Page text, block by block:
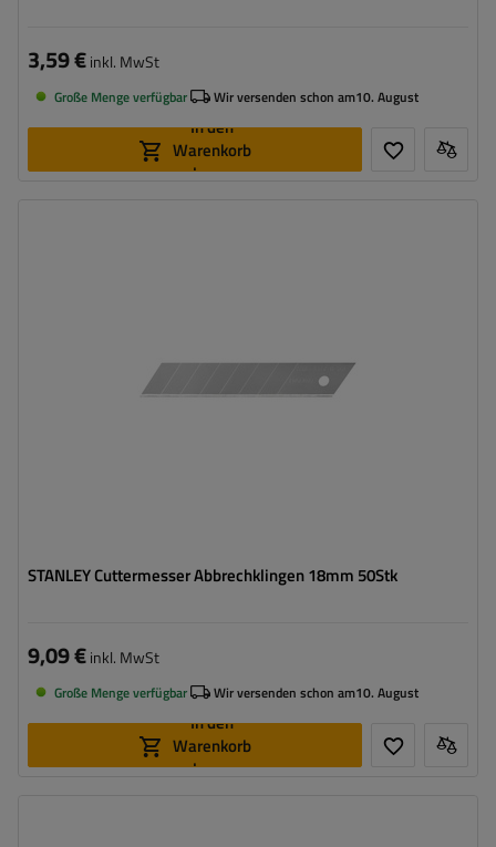
3,59 €inkl. MwSt
Große Menge verfügbar Wir versenden schon am10. August
In den
Warenkorb
legen
STANLEY Cuttermesser Abbrechklingen 18mm 50Stk
9,09 €inkl. MwSt
Große Menge verfügbar Wir versenden schon am10. August
In den
Warenkorb
legen